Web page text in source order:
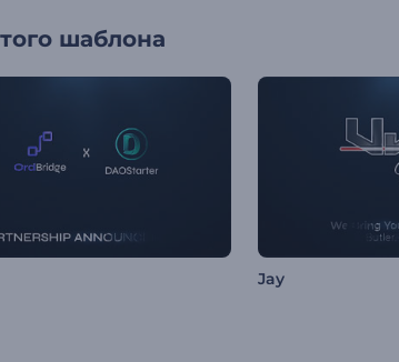
шаблона
Jay